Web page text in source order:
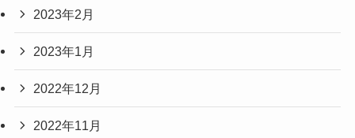
2023年2月
2023年1月
2022年12月
2022年11月